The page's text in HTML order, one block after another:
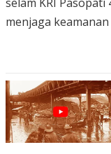
selam KRI
menjaga keamanan